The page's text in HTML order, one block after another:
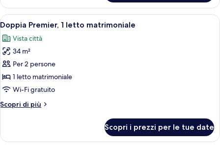
Deluxe
con
2
letti
singoli
Apri
tutte
le
foto
per
Doppia
Premier,
letto
Un letto rifatto con cura, una
3
Doppia Premier, 1 letto matrimoniale
Vista città
34 m²
Per 2 persone
1 letto matrimoniale
Wi-Fi gratuito
Scopri di più
Altri
Premier,
Scopri i prezzi per le tue date